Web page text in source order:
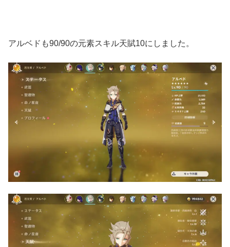
アルベドも90/90の元素スキル天賦10にしました。